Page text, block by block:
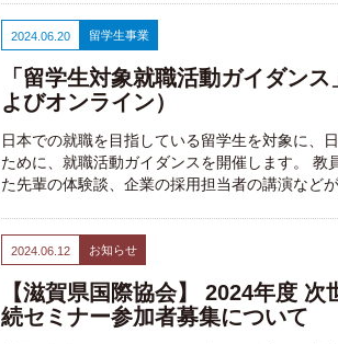
2024.06.20 留学生事業
「留学生対象就職活動ガイダン
よびオンライン）
日本での就職を目指している留学生を対象に、
ために、就職活動ガイダンスを開催します。
た先輩の体験談、企業の採用担当者の講演など
2024.06.12 お知らせ
【滋賀県国際協会】 2024年度
続セミナー参加者募集について